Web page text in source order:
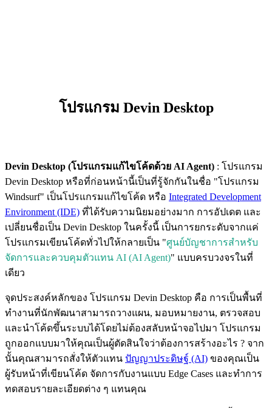
โปรแกรม Devin Desktop
Devin Desktop (โปรแกรมแก้ไขโค้ดด้วย AI Agent) : โปรแกรม
Devin Desktop หรือที่ก่อนหน้านี้เป็นที่รู้จักกันในชื่อ "โปรแกรม
Windsurf" เป็นโปรแกรมแก้ไขโค้ด หรือ Integrated Development
Environment (IDE) ที่ได้รับความนิยมอย่างมาก การอัปเดต และ
เปลี่ยนชื่อเป็น Devin Desktop ในครั้งนี้ เป็นการยกระดับจากแค่
โปรแกรมเขียนโค้ดทั่วไปให้กลายเป็น "ศูนย์บัญชาการสำหรับ
จัดการและควบคุมตัวแทน AI (AI Agent)" แบบครบวงจรในที่
เดียว
จุดประสงค์หลักของ โปรแกรม Devin Desktop คือ การเป็นพื้นที่
ทำงานที่นักพัฒนาสามารถวางแผน, มอบหมายงาน, ตรวจสอบ
และนำโค้ดขึ้นระบบได้โดยไม่ต้องสลับหน้าจอไปมา โปรแกรม
ถูกออกแบบมาให้คุณเป็นผู้ตัดสินใจว่าต้องการสร้างอะไร ? จาก
นั้นคุณสามารถสั่งให้ตัวแทน ปัญญาประดิษฐ์ (AI) ของคุณเป็น
ผู้รับหน้าที่เขียนโค้ด จัดการกับงานแบบ Edge Cases และทำการ
ทดสอบรายละเอียดต่าง ๆ แทนคุณ